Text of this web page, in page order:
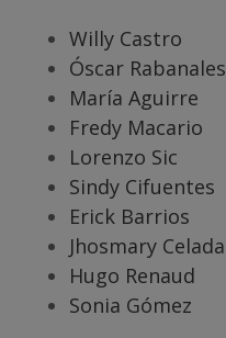
Willy Castro
Óscar Rabanales
María Aguirre
Fredy Macario
Lorenzo Sic
Sindy Cifuentes
Erick Barrios
Jhosmary Celada
Hugo Renaud
Sonia Gómez